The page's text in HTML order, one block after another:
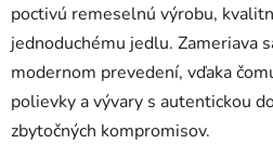
poctivú remeselnú výrobu,
jednoduchému jedlu. Zameriava
modernom prevedení, vďaka
polievky a vývary s autentickou
zbytočných kompromisov.